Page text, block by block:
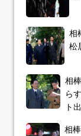
相
松
相
ら
ト
相